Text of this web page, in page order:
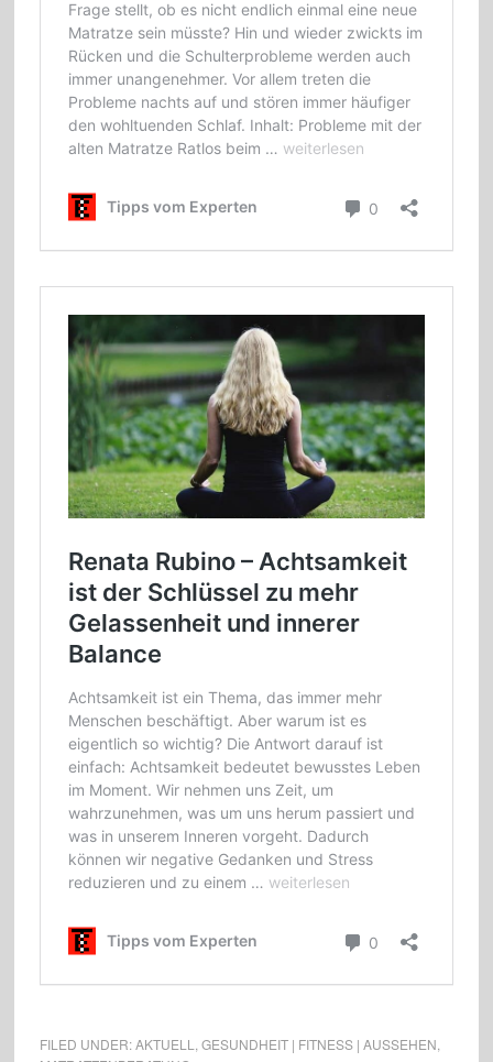
FILED UNDER:AKTUELL GESUNDHEIT | FITNESS | AUSSEHEN